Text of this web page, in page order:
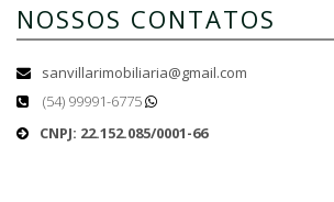
NOSSOS CONTATOS
sanvillarimobiliaria@gmail.com
(54) 99991-6775
CNPJ: 22.152.085/0001-66